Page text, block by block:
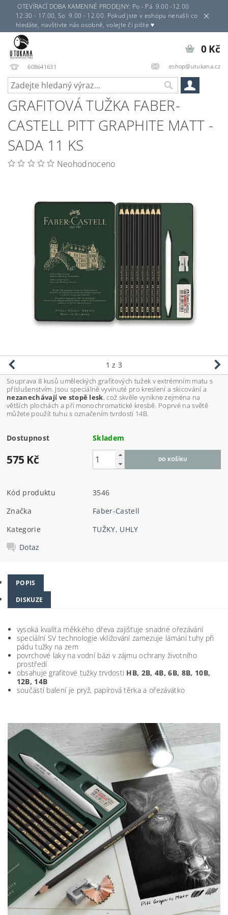
OTEVÍRACÍ DOBA KAMENNÉ PRODEJNY: Po - Pá 9.00 -12.00
12.30 - 17.00, So 9.00 - 12.00. Pokud jste v eshopu nenašli co
hledáte, navštivte nás osobně, volejte či pište ♥
608641631 eshop@utukana.cz
0 Kč
GRAFITOVÁ TUŽKA FABER-
CASTELL PITT GRAPHITE MATT -
SADA 11 KS
Neohodnoceno
1 z 3
Souprava 8 kusů uměleckých grafitových tužek v extrémním matu s
příslušenstvím. Jsou speciálně vyvinuté pro kreslení a skicování a
nezanechávají ve stopě lesk, což skvěle vynikne zejména na
větších plochách a při monochromatické kresbě. Poprvé na světě
můžete použít tuhu s označením tvrdosti 14B.
Dostupnost Skladem
575 Kč
Kód produktu
3546
Značka
Faber-Castell
Kategorie
TUŽKY, UHLY
Dotaz
POPIS
DISKUZE
vysoká kvalita měkkého dřeva zajišťuje snadné ořezávání
speciální SV technologie vkližování zamezuje lámání tuhy při
pádu tužky na zem
povrchové laky na vodní bázi v zájmu ochrany životního
prostředí
obsahuje grafitové tužky trvdosti HB, 2B, 4B, 6B, 8B, 10B,
12B, 14B
součástí balení je pryž, papírová těrka a ořezávátko